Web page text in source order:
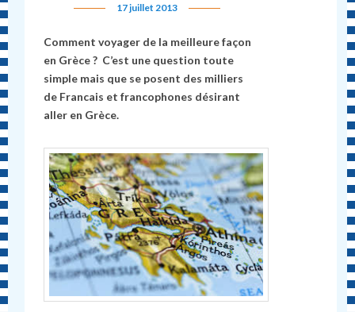
17 juillet 2013
Comment voyager de la meilleure façon
en Grèce ? C’est une question toute
simple mais que se posent des milliers
de Francais et francophones désirant
aller en Grèce.